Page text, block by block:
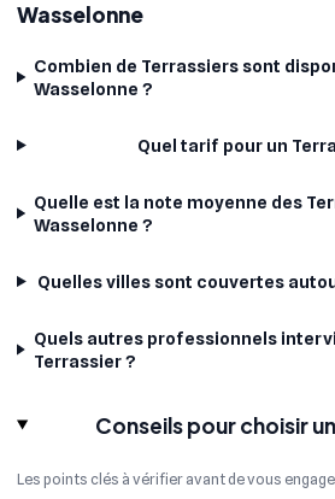
Wasselonne
Combien de Terrassiers sont
Wasselonne ?
Quel tarif pour un
Quelle est la note moyenne des
Wasselonne ?
Quelles villes sont couvertes
Quels autres professionnels
Terrassier ?
Conseils pour choisir
Les points clés à vérifier avant de vous